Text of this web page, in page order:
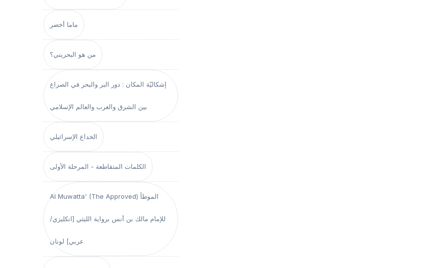
ماما أخضر
من هو البحريني؟
إشكاليّة المكان : دور البر والبحر في الصراع
بين الشرق والغرب والعالم الإسلامي
الخداع الإسرائيلي
الكلمات المتقاطعة - المرحلة الأولى
Al Muwatta' (The Approved) الموطأ
للإمام مالك بن أنس برواية الليثي [انكليزي/
عربي] لونان